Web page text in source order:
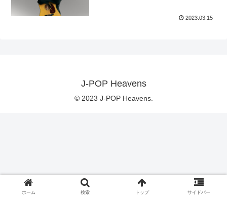
2023.03.15
J-POP Heavens
© 2023 J-POP Heavens.
ホーム 検索 トップ サイドバー